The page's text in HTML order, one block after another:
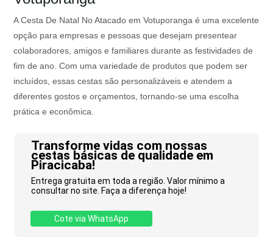
A Cesta De Natal No Atacado em Votuporanga é uma excelente
opção para empresas e pessoas que desejam presentear
colaboradores, amigos e familiares durante as festividades de
fim de ano. Com uma variedade de produtos que podem ser
incluídos, essas cestas são personalizáveis e atendem a
diferentes gostos e orçamentos, tornando-se uma escolha
prática e econômica.
Transforme vidas com nossas
cestas básicas de qualidade em
Piracicaba!
Entrega gratuita em toda a região. Valor mínimo a
consultar no site. Faça a diferença hoje!
Cote via WhatsApp